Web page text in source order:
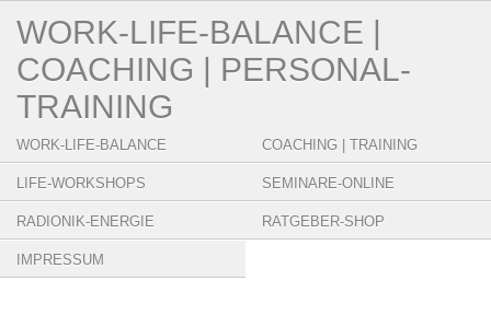
WORK-LIFE-BALANCE |
COACHING | PERSONAL-
TRAINING
WORK-LIFE-BALANCE COACHING | TRAINING
LIFE-WORKSHOPS SEMINARE-ONLINE
RADIONIK-ENERGIE RATGEBER-SHOP
IMPRESSUM